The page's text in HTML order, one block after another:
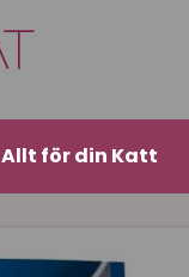
Allt för din Katt